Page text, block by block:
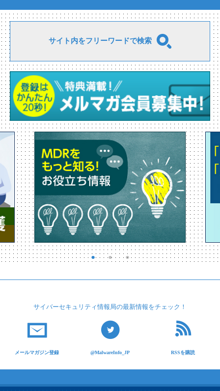
サイト内をフリーワードで検索
サイバーセキュリティ情報局の最新情報をチェック！
メールマガジン登録 @MalwareInfo_JP RSSを購読